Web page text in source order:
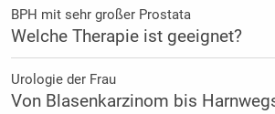
BPH mit sehr großer Prostata
Welche Therapie ist geeignet?
Urologie der Frau
Von Blasenkarzinom bis